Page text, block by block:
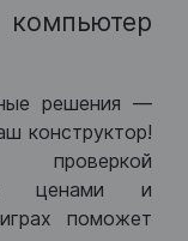
компьютер
решения —
конструктор!
проверкой
ценами и
поможет